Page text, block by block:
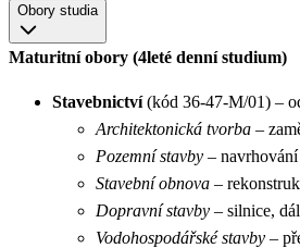
Obory studia
Maturitní obory (4leté denní studium)
Stavebnictví(kód 36-47-M/01) –
Architektonická tvorba –
Pozemní stavby –
Stavební obnova –
Dopravní stavby – silnice,
Vodohospodářské stavby –